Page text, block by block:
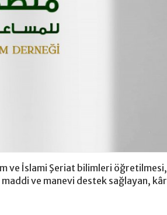
ve İslami Şeriat bilimleri öğretilmesi,
ve manevi destek sağlayan, kâr